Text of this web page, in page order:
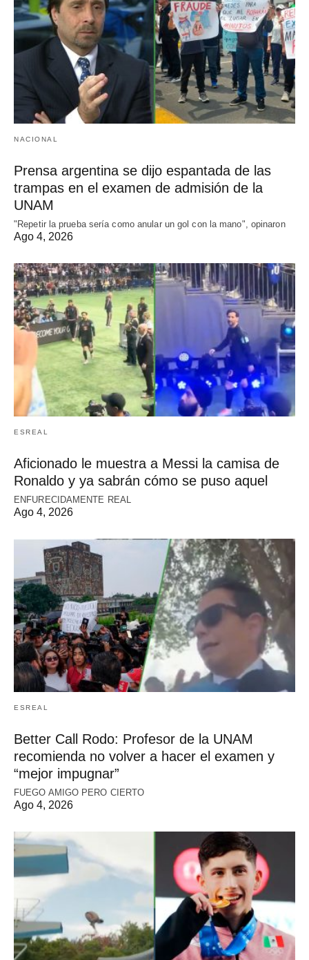
NACIONAL
Prensa argentina se dijo espantada de las
trampas en el examen de admisión de la
UNAM
"Repetir la prueba sería como anular un gol con la mano", opinaron
Ago 4, 2026
ESREAL
Aficionado le muestra a Messi la camisa de
Ronaldo y ya sabrán cómo se puso aquel
ENFURECIDAMENTE REAL
Ago 4, 2026
ESREAL
Better Call Rodo: Profesor de la UNAM
recomienda no volver a hacer el examen y
“mejor impugnar”
FUEGO AMIGO PERO CIERTO
Ago 4, 2026